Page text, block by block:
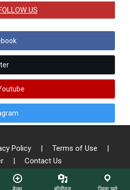
US
Policy | Terms of Use
|
| Contact Us